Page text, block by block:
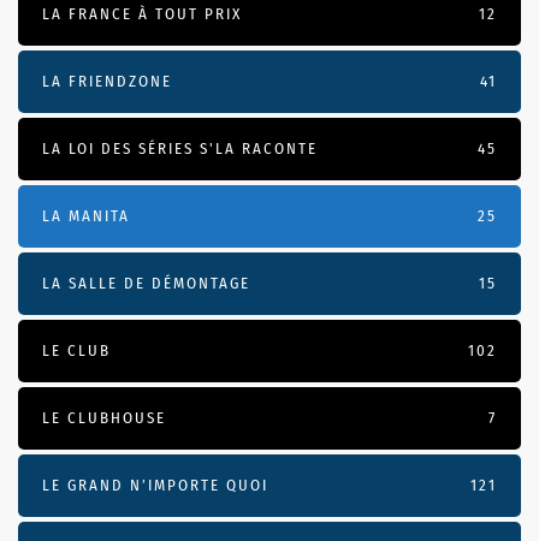
LA FRANCE À TOUT PRIX 12
LA FRIENDZONE 41
LA LOI DES SÉRIES S'LA RACONTE 45
LA MANITA 25
LA SALLE DE DÉMONTAGE 15
LE CLUB 102
LE CLUBHOUSE 7
LE GRAND N’IMPORTE QUOI 121